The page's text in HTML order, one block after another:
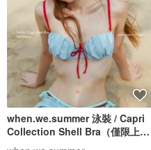
when.we.summer 泳裝 / Capri
Collection Shell Bra（僅限上
衣）